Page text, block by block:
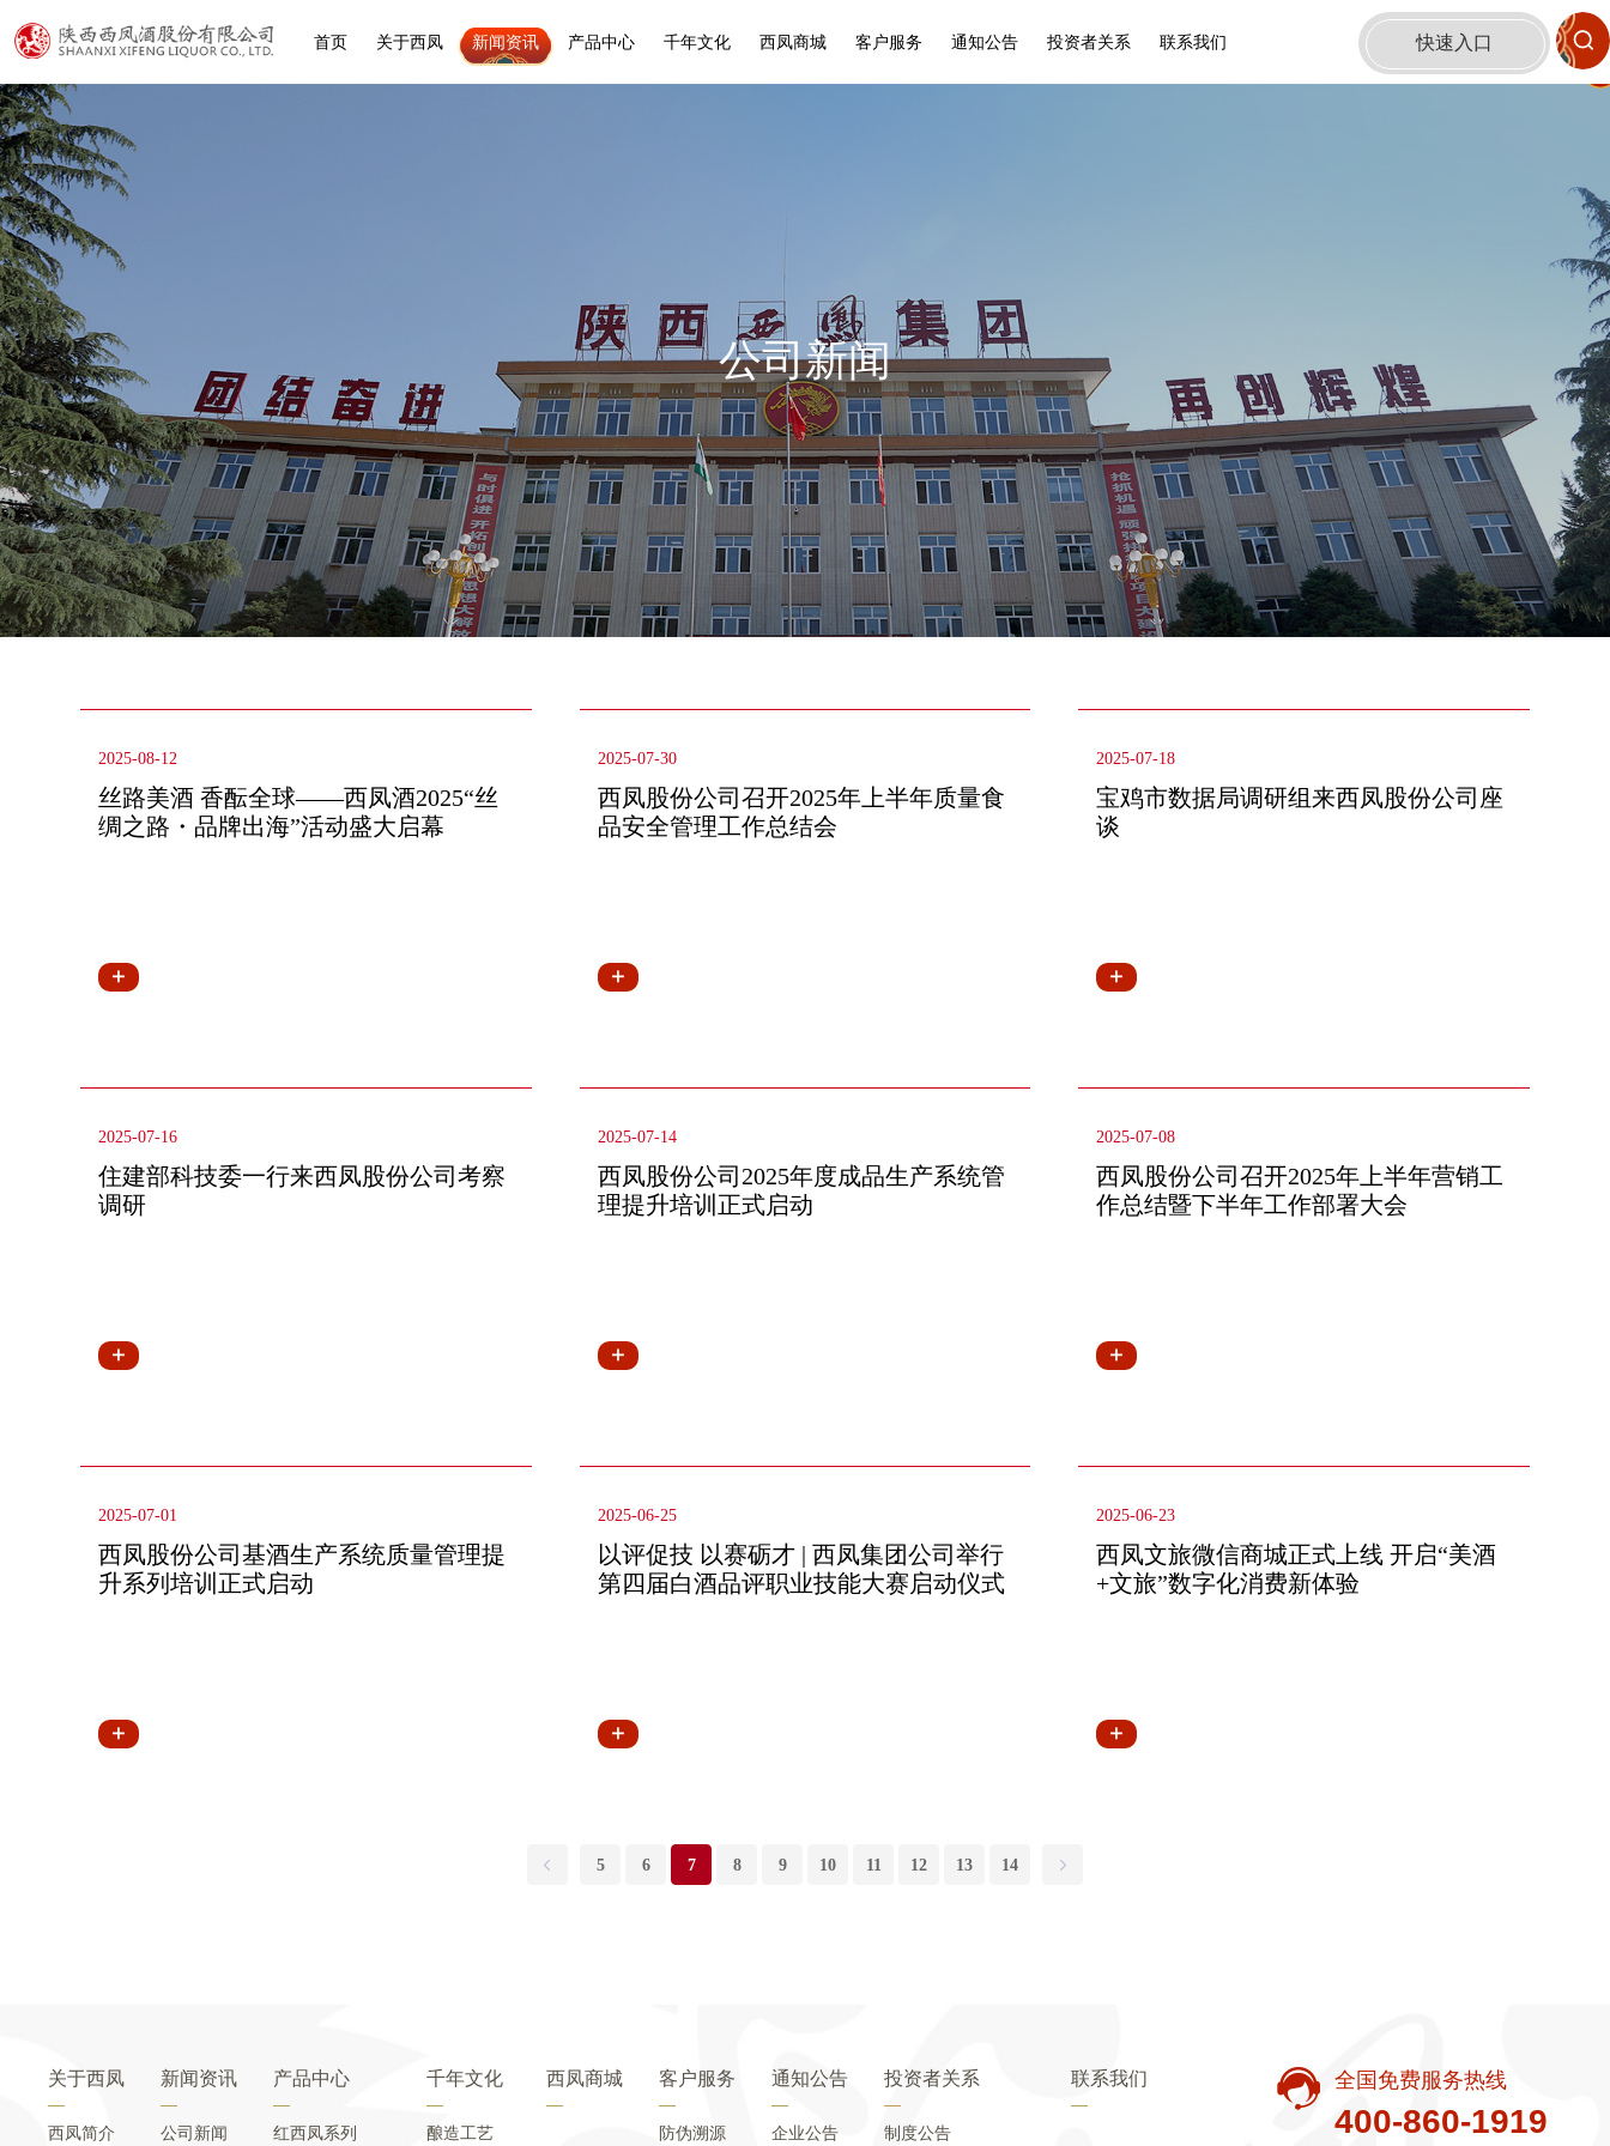
首页 关于西凤 新闻资讯 产品中心 千年文化 西凤商城 客户服务 通知公告 投资者关系 联系我们 快速入口
公司新闻
2025-08-12
丝路美酒 香酝全球——西凤酒2025“丝
绸之路・品牌出海”活动盛大启幕
2025-07-30
西凤股份公司召开2025年上半年质量食
品安全管理工作总结会
2025-07-18
宝鸡市数据局调研组来西凤股份公司座
谈
2025-07-16
住建部科技委一行来西凤股份公司考察
调研
2025-07-14
西凤股份公司2025年度成品生产系统管
理提升培训正式启动
2025-07-08
西凤股份公司召开2025年上半年营销工
作总结暨下半年工作部署大会
2025-07-01
西凤股份公司基酒生产系统质量管理提
升系列培训正式启动
2025-06-25
以评促技 以赛砺才 | 西凤集团公司举行
第四届白酒品评职业技能大赛启动仪式
2025-06-23
西凤文旅微信商城正式上线 开启“美酒
+文旅”数字化消费新体验
5 6 7 8 9 10 11 12 13 14
关于西凤
西凤简介
新闻资讯
公司新闻
产品中心
红西凤系列
千年文化
酿造工艺
西凤商城 客户服务
防伪溯源
通知公告
企业公告
投资者关系
制度公告
联系我们 全国免费服务热线
400-860-1919